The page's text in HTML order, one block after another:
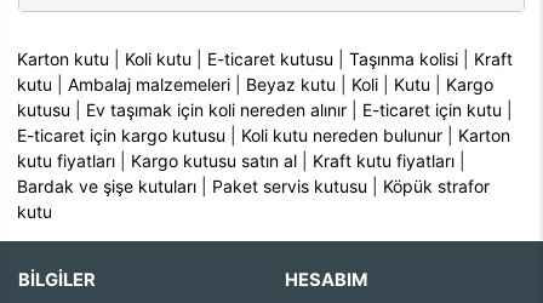
Karton kutu Koli kutu E-ticaret kutusu |Taşınma kolisi
Kraft
kutu |Ambalaj malzemeleri Beyaz kutu Koli Kutu
Kargo
kutusu
Ev taşımak için koli nereden alınır E-ticaret için kutu
E-ticaret için kargo kutusu
Koli kutu nereden bulunur
Karton
kutu fiyatları
Kargo kutusu satın al Kraft kutu fiyatları
Bardak ve şişe kutuları
Paket servis kutusu
Köpük strafor
kutu
BİLGİLER HESABIM